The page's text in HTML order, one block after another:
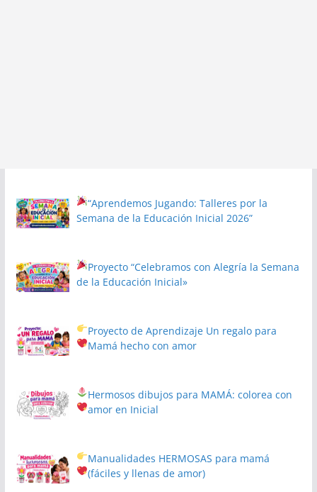
“Aprendemos Jugando: Talleres por la
Semana de la Educación Inicial 2026”
Proyecto“Celebramos con Alegría la Semana
de la Educación Inicial»
Proyecto de Aprendizaje Un regalo para
Mamá hecho con amor
Hermosos dibujos para MAMÁ: colorea con
amor en Inicial
Manualidades HERMOSAS para mamá
(fáciles y llenas de amor)